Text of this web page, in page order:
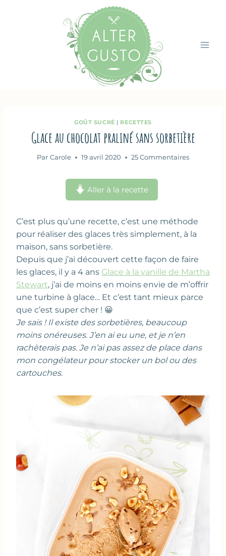
GOÛT SUCRÉ | RECETTES
Glace au chocolat praliné sans sorbetière
Par Carole 19 avril 2020 25 Commentaires
Aller à la recette
C’est plus qu’une recette, c’est une méthode
pour réaliser des glaces très simplement, à la
maison, sans sorbetière.
Depuis que j’ai découvert cette façon de faire
les glaces, il y a 4 ans Glace à la vanille de Martha
Stewart, j’ai de moins en moins envie de m’offrir
une turbine à glace… Et c’est tant mieux parce
que c’est super cher ! 😀
Je sais ! Il existe des sorbetières, beaucoup
moins onéreuses. J’en ai eu une, et je n’en
rachèterais pas. Je n’ai pas assez de place dans
mon congélateur pour stocker un bol ou des
cartouches.